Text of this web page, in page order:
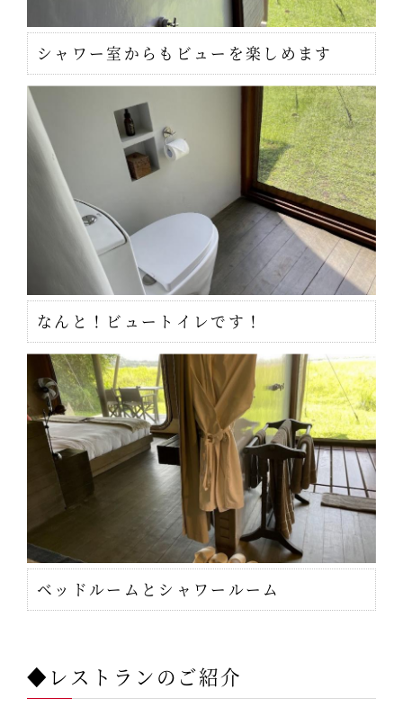
シャワー室からもビューを楽しめます
なんと！ビュートイレです！
ベッドルームとシャワールーム
◆レストランのご紹介